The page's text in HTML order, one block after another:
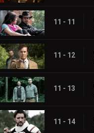
11 - 11
11 - 12
11 - 13
11 - 14